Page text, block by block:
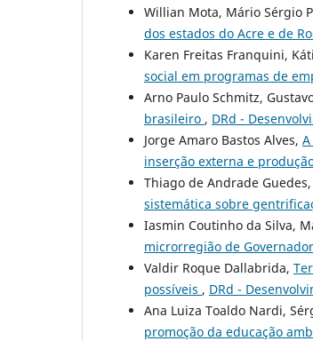
Willian Mota, Mário Sérgio
dos estados do Acre e de
Karen Freitas Franquini,
social em programas de
Arno Paulo Schmitz,
brasileiro , DRd -
Jorge Amaro Bastos Alves,
inserção externa e
Thiago de Andrade
sistemática sobre
Iasmin Coutinho da Silva,
microrregião de
Valdir Roque Dallabrida,
possíveis , DRd -
Ana Luiza Toaldo Nardi,
promoção da educação